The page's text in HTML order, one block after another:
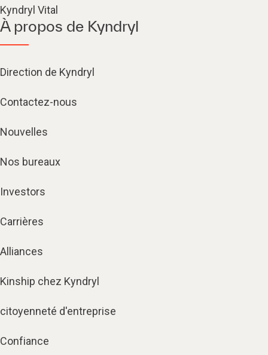
Kyndryl Vital
À propos de Kyndryl
Direction de Kyndryl
Contactez-nous
Nouvelles
Nos bureaux
Investors
Carrières
Alliances
Kinship chez Kyndryl
citoyenneté d'entreprise
Confiance